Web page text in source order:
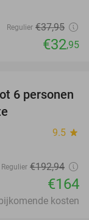
Regulier €37,95
€32,95
15%
6 personen
9.5 star
Regulier €192,94
€164
kosten